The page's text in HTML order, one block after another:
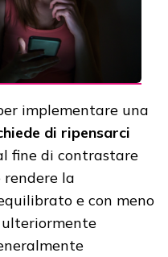
implementare una
di ripensarci
fine di contrastare
la
e con meno